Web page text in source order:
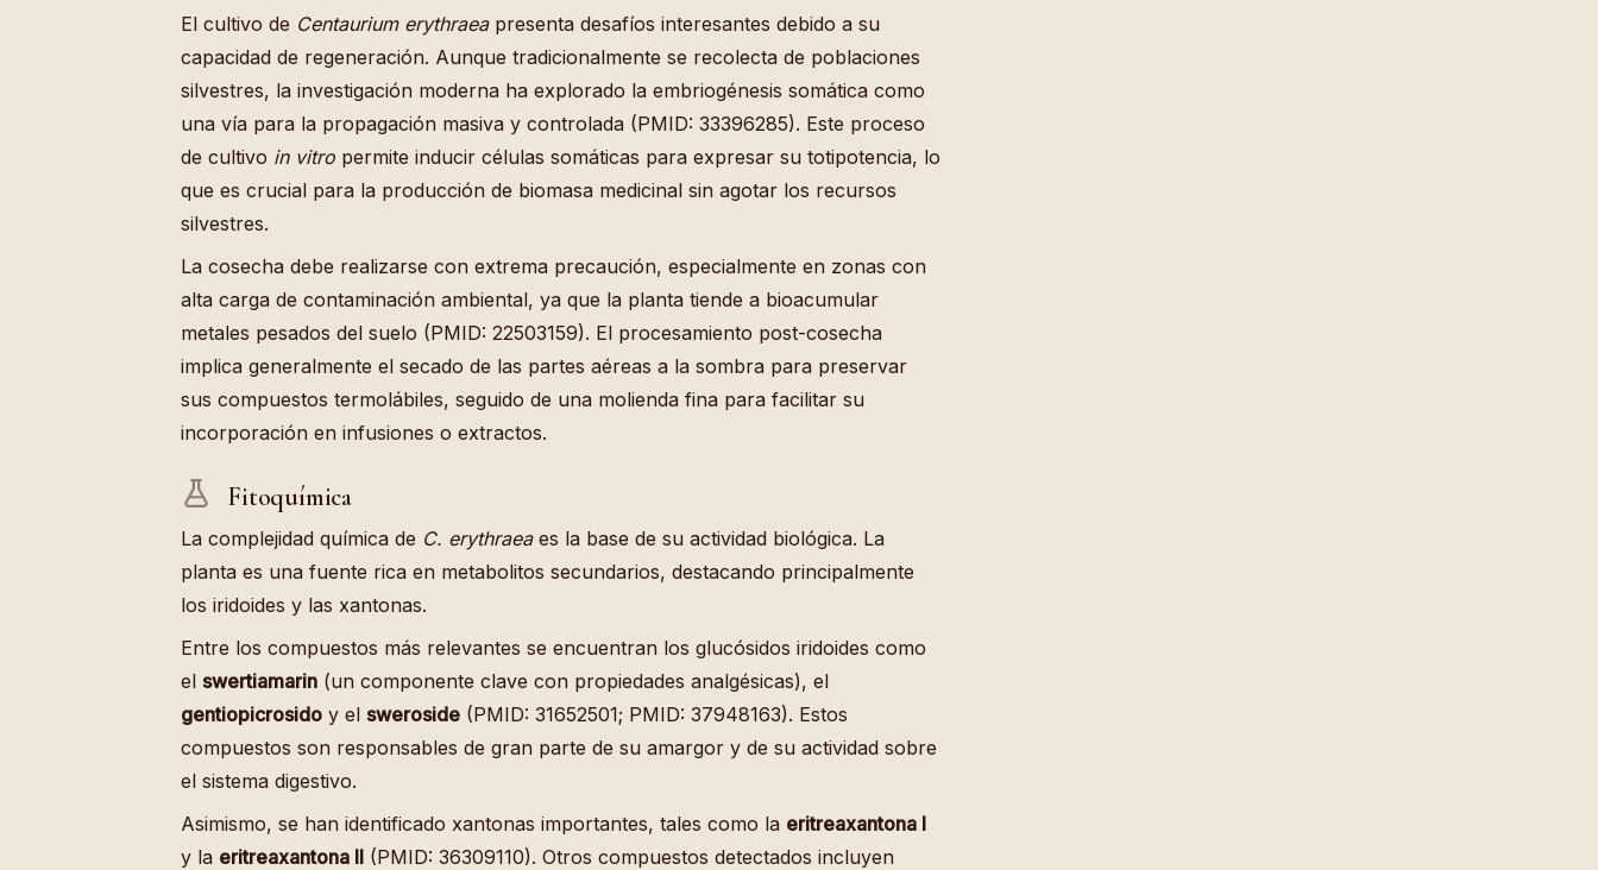
El cultivo de Centaurium erythraeapresenta desafíos interesantes debido a su
capacidad de regeneración. Aunque tradicionalmente se recolecta de poblaciones
silvestres, la investigación moderna ha explorado la embriogénesis somática como
una vía para la propagación masiva y controlada (PMID: 33396285). Este proceso
de cultivo in vitro permite inducir células somáticas para expresar su totipotencia, lo
que es crucial para la producción de biomasa medicinal sin agotar los recursos
silvestres.
La cosecha debe realizarse con extrema precaución, especialmente en zonas con
alta carga de contaminación ambiental, ya que la planta tiende a bioacumular
metales pesados del suelo (PMID: 22503159). El procesamiento post-cosecha
implica generalmente el secado de las partes aéreas a la sombra para preservar
sus compuestos termolábiles, seguido de una molienda fina para facilitar su
incorporación en infusiones o extractos.
Fitoquímica
La complejidad química de C. erythraeaes la base de su actividad biológica. La
planta es una fuente rica en metabolitos secundarios, destacando principalmente
los iridoides y las xantonas.
Entre los compuestos más relevantes se encuentran los glucósidos iridoides como
el swertiamarin (un componente clave con propiedades analgésicas), el
gentiopicrosido y el sweroside (PMID: 31652501; PMID: 37948163). Estos
compuestos son responsables de gran parte de su amargor y de su actividad sobre
el sistema digestivo.
Asimismo, se han identificado xantonas importantes, tales como la eritreaxantona I
y la eritreaxantona II (PMID: 36309110). Otros compuestos detectados incluyen